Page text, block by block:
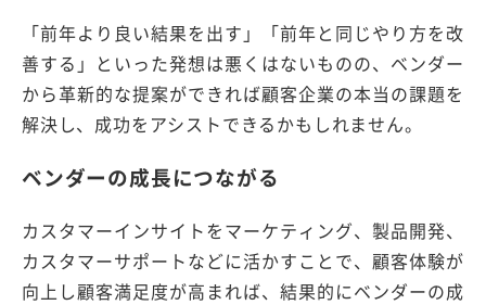
「前年より良い結果を出す」「前年と同じやり方を改
善する」といった発想は悪くはないものの、ベンダー
から革新的な提案ができれば顧客企業の本当の課題を
解決し、成功をアシストできるかもしれません。
ベンダーの成長につながる
カスタマーインサイトをマーケティング、製品開発、
カスタマーサポートなどに活かすことで、顧客体験が
向上し顧客満足度が高まれば、結果的にベンダーの成